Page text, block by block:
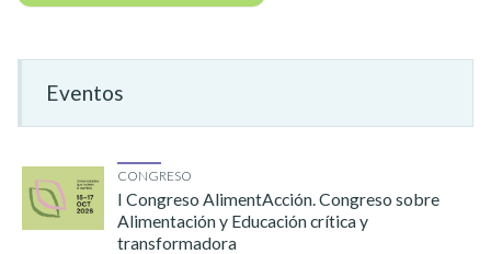
Eventos
CONGRESO
I Congreso AlimentAcción. Congreso sobre
Alimentación y Educación crítica y
transformadora